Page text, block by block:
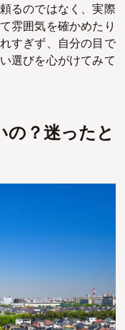
るのではなく、実際
雰囲気を確かめたり
すぎず、自分の目で
選びを心がけてみて
？迷ったと